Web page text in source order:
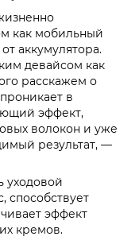
как мобильный
аккумулятора.
девайсом как
расскажем о
в
эффект,
волокон и уже
результат, —
уходовой
способствует
эффект
кремов.